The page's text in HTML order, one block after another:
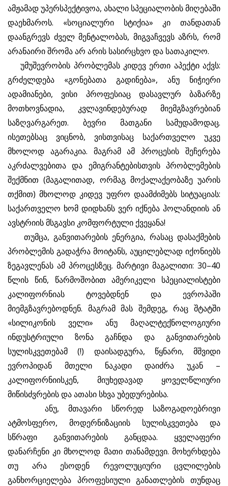
ამჟამად უპერსპექტივოა, ახალი სპეციალობის მიღებაში
დაეხმაროს. «სოციალური სტიქია» კი თანდათან
დაანგრევს ძველ მენტალობას, მიგვაჩვევს აზრს, რომ
არანაირი შრომა არ არის სასირცხვო და სათაკილო.
უმუშევრობის პრობლემას კიდევ ერთი აპექტი აქვს:
გრძელდება «გონებათა გადინება», ანუ ნიჭიერი
ადამიანები, ვისი პროფესიაც დასავლურ ბაზარზე
მოთხოვნადია, კვლავინდებურად მიემგზავრებიან
საზღვარგარეთ. ბევრი მათგანი სამუდამოდაც.
ისეთებსაც ვიცნობ, ვისთვისაც საქართველო უკვე
მხოლოდ აგარაკია. მაგრამ ამ პროცესის შეჩერება
აკრძალვებითა და ემიგრანტებისთვის პრობლემების
შექმნით (მაგალითად, ორმაგ მოქალაქეობაზე უარის
თქმით) მხოლოდ კიდევ უფრო დაამძიმებს სიტუაციას:
საქართველო ხომ დიდხანს ვერ იქნება ჰოლანდიის ან
ავსტრიის მსგავსი კომფორტული ქვეყანა!
თუმცა, განვითარების ენერგია, რასაც დასაქმების
პრობლემის გადაჭრა მოიტანს, აუცილებლად იქონიებს
ზეგავლენას ამ პროცესზეც. მარტივი მაგალითი: 30–40
წლის წინ, წარმოშობით ამერიკელი სპეციალისტები
კალიფორნიას ტოვებდნენ და ევროპაში
მიემგზავრებოდნენ. მაგრამ მას შემდეგ, რაც შტატში
«სილიკონის ველი» ანუ მაღალტექნოლოგიური
ინდუსტრიული ზონა გაჩნდა და განვითარების
სულისკვეთებამ (!) დაისადგურა, წყნარი, მშვიდი
ევროპიდან მთელი ნაკადი დაიძრა უკან –
კალიფორნიისკენ, მიუხედავად ყოველწლიური
მიწისძვრების და ათასი სხვა უბედურებისა.
ანუ, მთავარი სწორედ საზოგადოებრივი
ატმოსფერო, მოდერნიზაციის სულისკვეთება და
სწრაფი განვითარების განცდაა. ყველაფერი
დანარჩენი კი მხოლოდ მათი თანამდევი. მოხერხდება
თუ არა ესოდენ რევოლუციური ცვლილების
განხორციელება პროფესიული განათლების თუნდაც